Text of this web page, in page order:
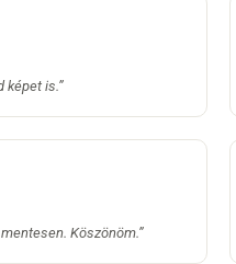
képet is.”
Köszönöm.”